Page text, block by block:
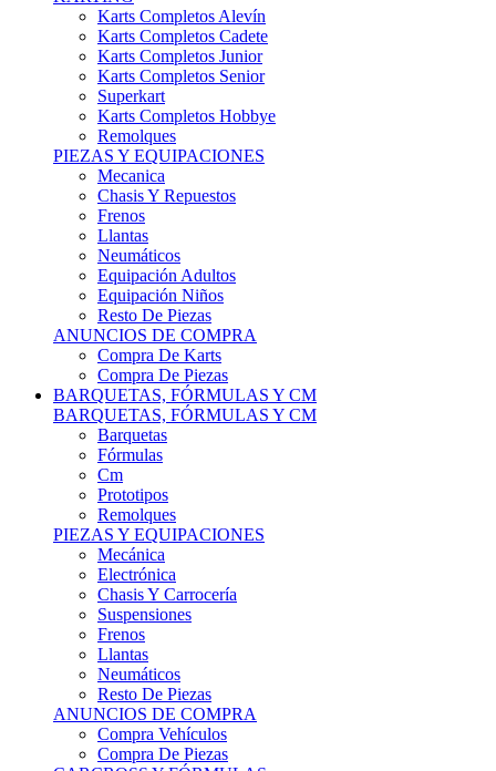
Karts Completos Alevín
Karts Completos Cadete
Karts Completos Junior
Karts Completos Senior
Superkart
Karts Completos Hobbye
Remolques
PIEZAS Y EQUIPACIONES
Mecanica
Chasis Y Repuestos
Frenos
Llantas
Neumáticos
Equipación Adultos
Equipación Niños
Resto De Piezas
ANUNCIOS DE COMPRA
Compra De Karts
Compra De Piezas
BARQUETAS, FÓRMULAS Y CM
BARQUETAS, FÓRMULAS Y CM
Barquetas
Fórmulas
Cm
Prototipos
Remolques
PIEZAS Y EQUIPACIONES
Mecánica
Electrónica
Chasis Y Carrocería
Suspensiones
Frenos
Llantas
Neumáticos
Resto De Piezas
ANUNCIOS DE COMPRA
Compra Vehículos
Compra De Piezas